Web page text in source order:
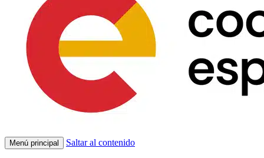
Menú principal Saltar al contenido